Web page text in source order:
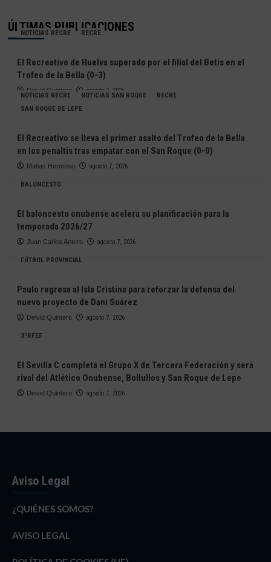
ÚLTIMAS PUBLICACIONES
NOTICIAS RECRE RECRE
El Recreativo de Huelva superado por el filial del Betis en el
Trofeo de la Bella (0-3)
Deivid Quintero agosto 7, 2026
NOTICIAS RECRE NOTICIAS SAN ROQUE
RECRE
SAN ROQUE DE LEPE
El Recreativo se lleva el primer asalto del Trofeo de la Bella
en los penaltis tras empatar con el San Roque (0-0)
Matias Hermoso agosto 7, 2026
BALONCESTO
El baloncesto onubense acelera su planificación para la
temporada 2026/27
Juan Carlos Antero agosto 7, 2026
FÚTBOL PROVINCIAL
Paulo regresa al Isla Cristina para reforzar la defensa del
nuevo proyecto de Dani Suárez
Deivid Quintero agosto 7, 2026
3ªRFEF
El Sevilla C completa el Grupo X de Tercera Federación y será
rival del Atlético Onubense, Bollullos y San Roque de Lepe
Deivid Quintero agosto 7, 2026
Aviso Legal
¿QUIÉNES SOMOS?
AVISO LEGAL